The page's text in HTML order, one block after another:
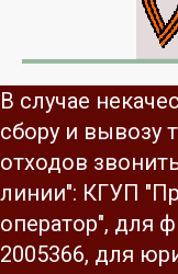
В случае
сбору и вывозу
отходов
линии": КГУП
оператор", для
2005366, для